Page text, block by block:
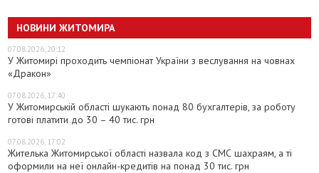
НОВИНИ ЖИТОМИРА
07.08.2026, 20:12
У Житомирі проходить чемпіонат України з веслування на човнах
«Дракон»
07.08.2026, 17:40
У Житомирській області шукають понад 80 бухгалтерів, за роботу
готові платити до 30 – 40 тис. грн
07.08.2026, 17:02
Жителька Житомирської області назвала код з СМС шахраям, а ті
оформили на неї онлайн-кредитів на понад 30 тис. грн